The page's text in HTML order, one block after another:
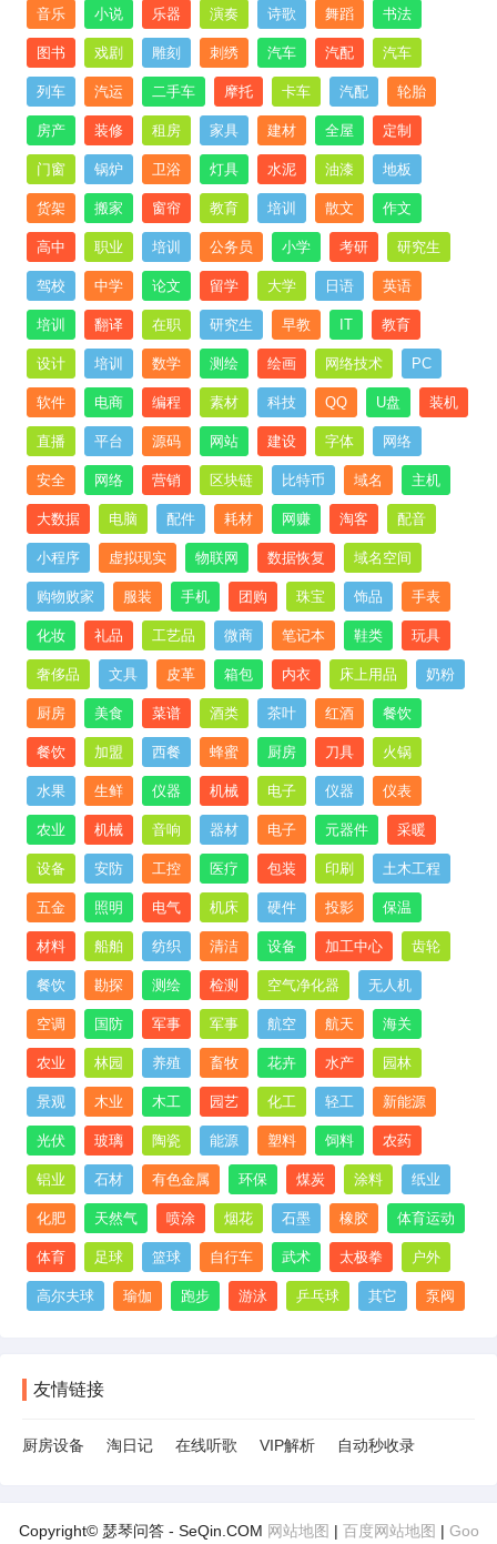
音乐 小说 乐器 演奏 诗歌 舞蹈 书法
图书 戏剧 雕刻 刺绣 汽车 汽配 汽车
列车 汽运 二手车 摩托 卡车 汽配 轮胎
房产 装修 租房 家具 建材 全屋 定制
门窗 锅炉 卫浴 灯具 水泥 油漆 地板
货架 搬家 窗帘 教育 培训 散文 作文
高中 职业 培训 公务员 小学 考研 研究生
驾校 中学 论文 留学 大学 日语 英语
培训 翻译 在职 研究生 早教 IT 教育
设计 培训 数学 测绘 绘画 网络技术 PC
软件 电商 编程 素材 科技 QQ U盘 装机
直播 平台 源码 网站 建设 字体 网络
安全 网络 营销 区块链 比特币 域名 主机
大数据 电脑 配件 耗材 网赚 淘客 配音
小程序 虚拟现实 物联网 数据恢复 域名空间
购物败家 服装 手机 团购 珠宝 饰品 手表
化妆 礼品 工艺品 微商 笔记本 鞋类 玩具
奢侈品 文具 皮革 箱包 内衣 床上用品 奶粉
厨房 美食 菜谱 酒类 茶叶 红酒 餐饮
餐饮 加盟 西餐 蜂蜜 厨房 刀具 火锅
水果 生鲜 仪器 机械 电子 仪器 仪表
农业 机械 音响 器材 电子 元器件 采暖
设备 安防 工控 医疗 包装 印刷 土木工程
五金 照明 电气 机床 硬件 投影 保温
材料 船舶 纺织 清洁 设备 加工中心 齿轮
餐饮 勘探 测绘 检测 空气净化器 无人机
空调 国防 军事 军事 航空 航天 海关
农业 林园 养殖 畜牧 花卉 水产 园林
景观 木业 木工 园艺 化工 轻工 新能源
光伏 玻璃 陶瓷 能源 塑料 饲料 农药
铝业 石材 有色金属 环保 煤炭 涂料 纸业
化肥 天然气 喷涂 烟花 石墨 橡胶 体育运动
体育 足球 篮球 自行车 武术 太极拳 户外
高尔夫球 瑜伽 跑步 游泳 乒乓球 其它 泵阀
友情链接
厨房设备 淘日记 在线听歌 VIP解析 自动秒收录
Copyright© 瑟琴问答 - SeQin.COM 网站地图 | 百度网站地图 | Goo